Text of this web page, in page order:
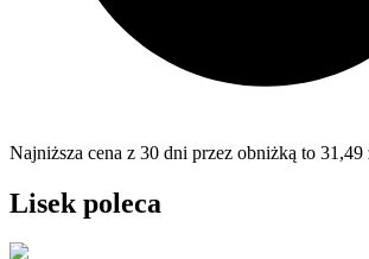
Najniższa cena z 30 dni przez obniżką to 31,49
Lisek poleca